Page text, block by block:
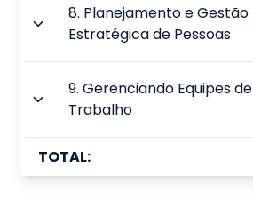
8. Planejamento e Gestão
Estratégica de Pessoas
9.Gerenciando Equipes de
Trabalho
TOTAL: